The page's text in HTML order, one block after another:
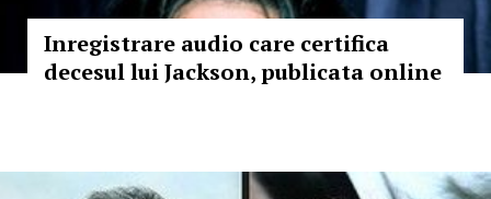
Inregistrare audio care certifica
decesul lui Jackson, publicata online